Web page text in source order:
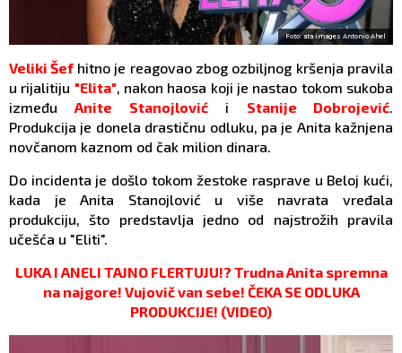
Foto: ata images Antonio Ahel
Veliki Šef hitno je reagovao zbog ozbiljnog kršenja pravila
u rijalitiju "Elita", nakon haosa koji je nastao tokom sukoba
izmeđuAnite Stanojlovići Stanije Dobrojević.
Produkcija je donela drastičnu odluku, pa je Anita kažnjena
novčanom kaznom od čak milion dinara.
Do incidenta je došlo tokom žestoke rasprave u Beloj kući,
kada je Anita Stanojlović u više navrata vređala
produkciju, što predstavlja jedno od najstrožih pravila
učešća u "Eliti".
LUKA I ANELI TAJNO FLERTUJU!? Trudna Anita spremna
na najgore! Vujovič van sebe! ČEKA SE ODLUKA
PRODUKCIJE! (VIDEO)